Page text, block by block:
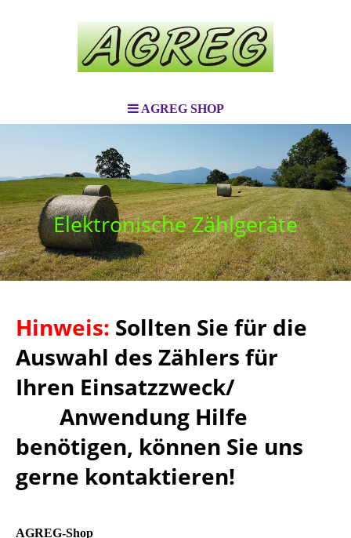
AGREG SHOP
Elektronische Zählgeräte
Hinweis: Sollten Sie für die
Auswahl des Zählers für
Ihren Einsatzzweck/
Anwendung Hilfe
benötigen, können Sie uns
gerne kontaktieren!
AGREG-Shop